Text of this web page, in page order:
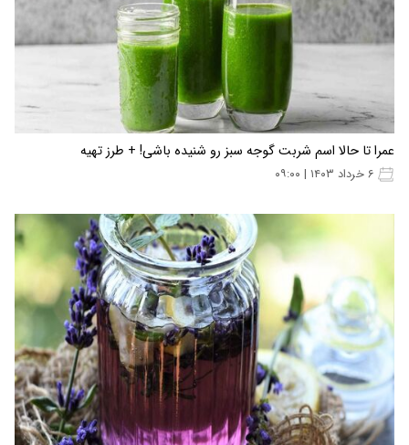
عمرا تا حالا اسم شربت گوجه سبز رو شنیده باشی! + طرز تهیه